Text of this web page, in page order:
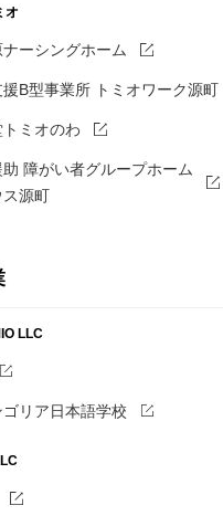
オ
ナーシングホーム
B型事業所 トミオワーク源町
ミオのわ
障がい者グループホーム
ス源町
LLC
ゴリア日本語学校